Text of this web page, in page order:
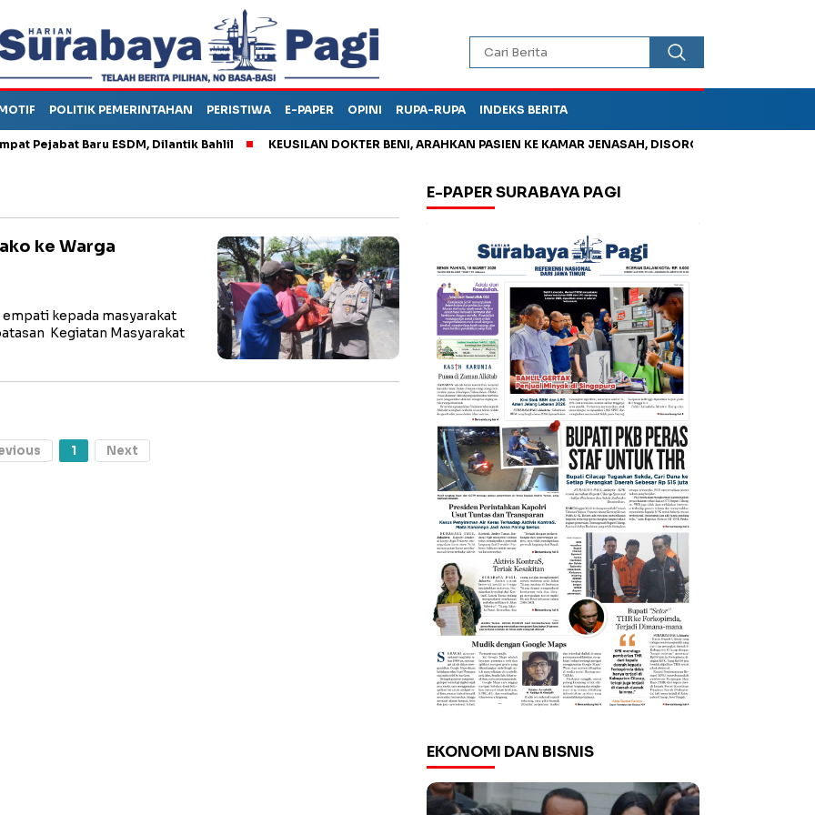
POLITIK PEMERINTAHAN PERISTIWA E-PAPER OPINI RUPA-RUPA INDEKS BERITA
Baru ESDM, Dilantik Bahlil KEUSILAN DOKTER BENI, ARAHKAN PASIEN KE KAMAR JENASAH, DISOROT
ke Warga
empati kepada masyarakat
Kegiatan Masyarakat
1 Next
E-PAPER SURABAYA PAGI
EKONOMI DAN BISNIS